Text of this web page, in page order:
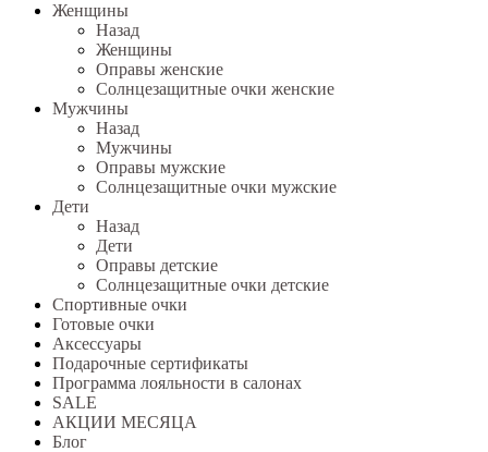
Женщины
Назад
Женщины
Оправы женские
Солнцезащитные очки женские
Мужчины
Назад
Мужчины
Оправы мужские
Солнцезащитные очки мужские
Дети
Назад
Дети
Оправы детские
Солнцезащитные очки детские
Спортивные очки
Готовые очки
Аксессуары
Подарочные сертификаты
Программа лояльности в салонах
SALE
АКЦИИ МЕСЯЦА
Блог